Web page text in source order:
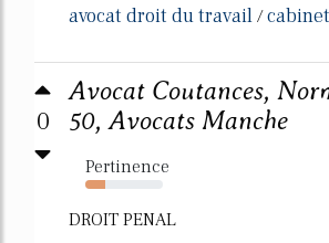
avocat droit du travail /
0
Avocat Coutances,
50, Avocats Manche
Pertinence
25%
DROIT PENAL